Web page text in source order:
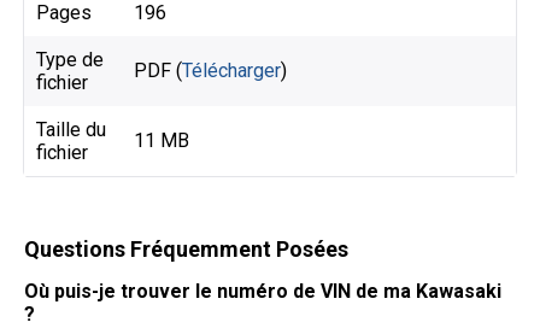
Pages 196
Type de
fichier
PDF (Télécharger)
Taille du
fichier
11 MB
Questions Fréquemment Posées
Où puis-je trouver le numéro de VIN de ma Kawasaki
?